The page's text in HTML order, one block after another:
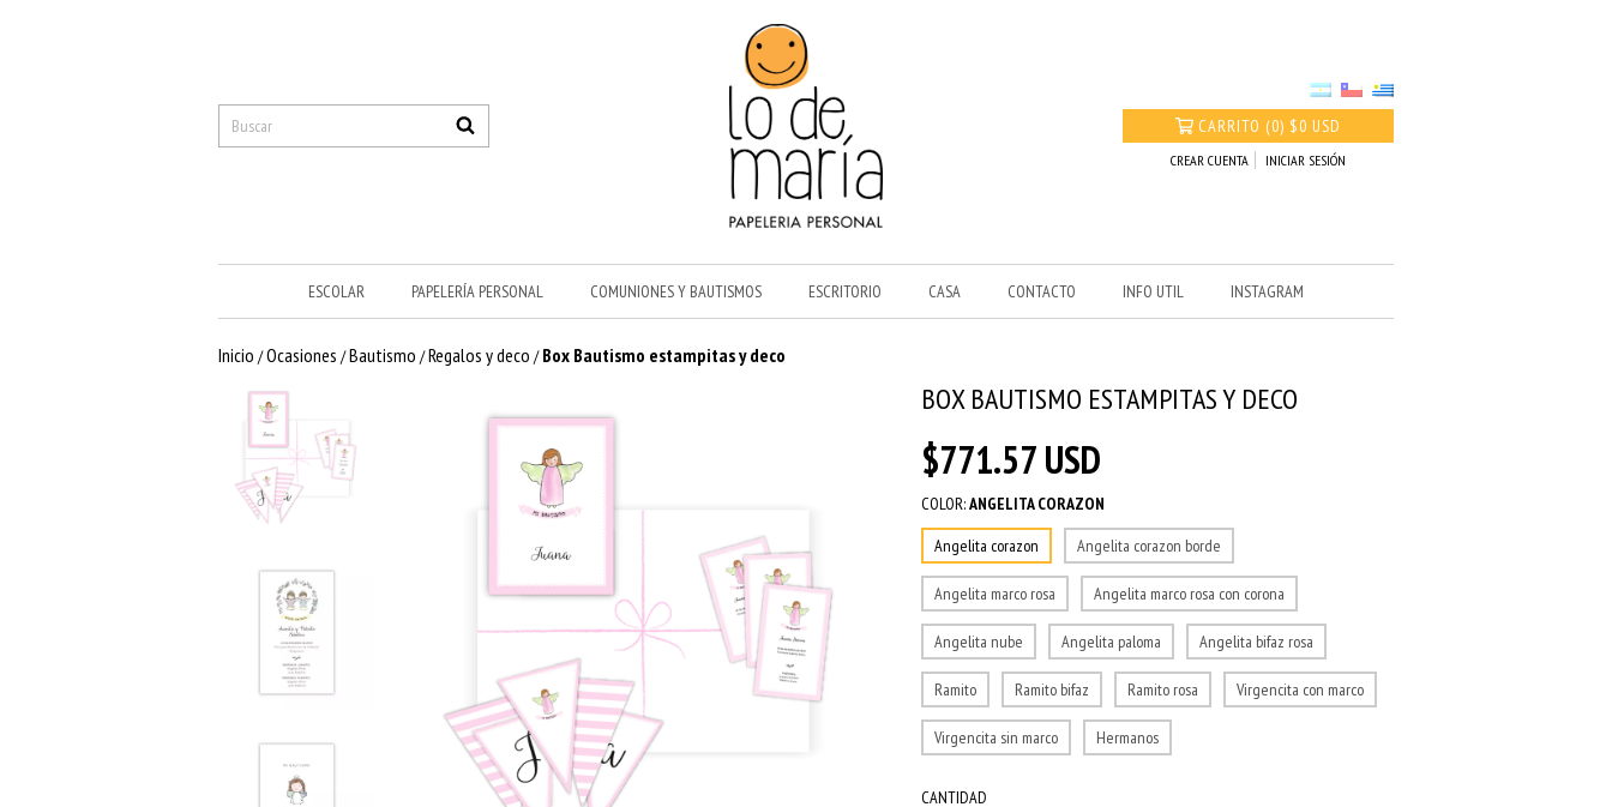
CARRITO (0) $0 USD
CREAR CUENTA INICIAR SESIÓN
ESCOLAR PAPELERÍA PERSONAL COMUNIONES Y BAUTISMOS ESCRITORIO CASA CONTACTO INFO UTIL INSTAGRAM
Inicio /Ocasiones /Bautismo /Regalos y deco / Box Bautismo estampitas y deco
BOX BAUTISMO ESTAMPITAS Y DECO
$771.57 USD
COLOR:ANGELITA CORAZON
Angelita corazon
Angelita corazon borde
Angelita marco rosa Angelita marco rosa con corona
Angelita nube Angelita paloma Angelita bifaz rosa
Ramito Ramito bifaz Ramito rosa Virgencita con marco
Virgencita sin marco Hermanos
CANTIDAD